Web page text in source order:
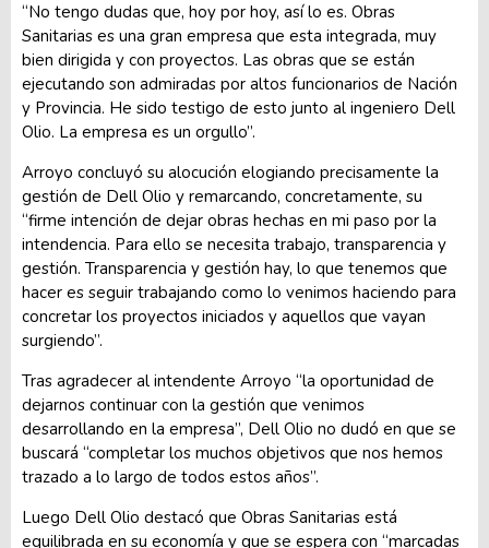
“No tengo dudas que, hoy por hoy, así lo es. Obras
Sanitarias es una gran empresa que esta integrada, muy
bien dirigida y con proyectos. Las obras que se están
ejecutando son admiradas por altos funcionarios de Nación
y Provincia. He sido testigo de esto junto al ingeniero Dell
Olio. La empresa es un orgullo”.
Arroyo concluyó su alocución elogiando precisamente la
gestión de Dell Olio y remarcando, concretamente, su
“firme intención de dejar obras hechas en mi paso por la
intendencia. Para ello se necesita trabajo, transparencia y
gestión. Transparencia y gestión hay, lo que tenemos que
hacer es seguir trabajando como lo venimos haciendo para
concretar los proyectos iniciados y aquellos que vayan
surgiendo”.
Tras agradecer al intendente Arroyo “la oportunidad de
dejarnos continuar con la gestión que venimos
desarrollando en la empresa”, Dell Olio no dudó en que se
buscará “completar los muchos objetivos que nos hemos
trazado a lo largo de todos estos años”.
Luego Dell Olio destacó que Obras Sanitarias está
equilibrada en su economía y que se espera con “marcadas